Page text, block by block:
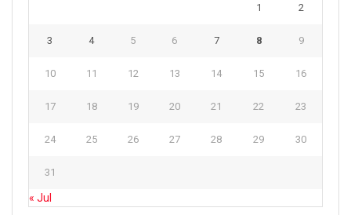
1 2
3 4 5 6 7 8 9
10 11 12 13 14 15 16
17 18 19 20 21 22 23
24 25 26 27 28 29 30
31
« Jul